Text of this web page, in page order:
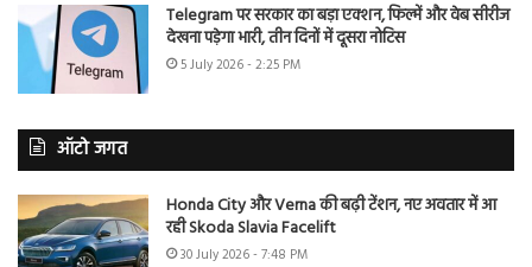
Telegram पर सरकार का बड़ा एक्शन, फिल्में और वेब सीरीज
देखना पड़ेगा भारी, तीन दिनों में दूसरा नोटिस
5 July 2026 - 2:25 PM
ऑटो जगत
Honda City और Verna की बढ़ी टेंशन, नए अवतार में आ
रही Skoda Slavia Facelift
30 July 2026 - 7:48 PM